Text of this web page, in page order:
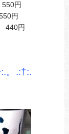
円
円
円
。.:†:.